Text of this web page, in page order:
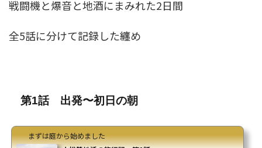
戦闘機と爆音と地酒にまみれた2日間
全5話に分けて記録した纏め
第1話 出発〜初日の朝
まずは庭から始めました